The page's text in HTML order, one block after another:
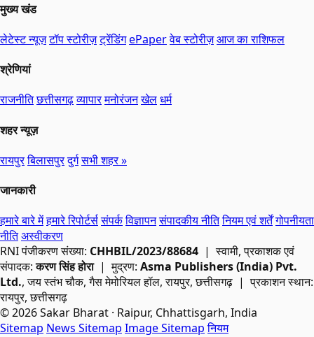
मुख्य खंड
लेटेस्ट न्यूज़टॉप स्टोरीज़ट्रेंडिंगePaperवेब स्टोरीज़आज का राशिफल
श्रेणियां
राजनीतिछत्तीसगढ़व्यापारमनोरंजनखेलधर्म
शहर न्यूज़
रायपुरबिलासपुरदुर्गसभी शहर »
जानकारी
हमारे बारे मेंहमारे रिपोर्टर्ससंपर्कविज्ञापनसंपादकीय नीतिनियम एवं शर्तेंगोपनीयता
नीतिअस्वीकरण
RNIपंजीकरण संख्या: CHHBIL/2023/88684 | स्वामी, प्रकाशक एवं
संपादक:करण सिंह होरा| मुद्रण: Asma Publishers (India) Pvt.
Ltd., जय स्तंभ चौक, गैस मेमोरियल हॉल, रायपुर, छत्तीसगढ़ | प्रकाशन स्थान:
रायपुर, छत्तीसगढ़
© 2026 Sakar Bharat · Raipur, Chhattisgarh, India
Sitemap News Sitemap Image Sitemap नियम